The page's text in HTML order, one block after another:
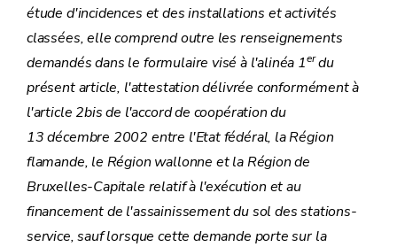
étude d'incidences et des installations et activités
classées, elle comprend outre les renseignements
demandés dans le formulaire visé à l'alinéa 1erdu
présent article, l'attestation délivrée conformément à
l'article 2bisde l'accord de coopération du
13 décembre 2002 entre l'Etat fédéral, la Région
flamande, le Région wallonne et la Région de
Bruxelles-Capitale relatif à l'exécution et au
financement de l'assainissement du sol des stations-
service, sauf lorsque cette demande porte sur la